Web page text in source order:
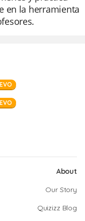
en la herramienta
About
Our Story
Quizizz Blog